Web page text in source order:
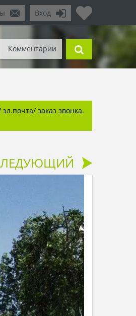
Вход
Комментарии
заказ звонка.